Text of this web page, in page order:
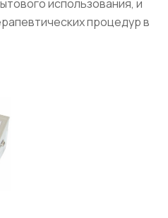
использования, и
процедур в